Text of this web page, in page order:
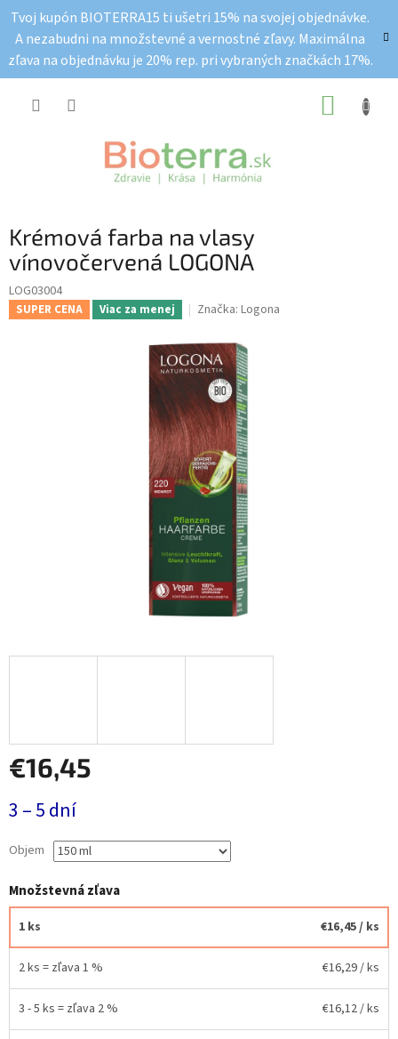
obsah
Tvoj kupón BIOTERRA15 ti ušetri 15% na svojej objednávke.
A nezabudni na množstevné a vernostné zľavy. Maximálna
zľava na objednávku je 20% rep. pri vybraných značkách 17%.
Krémová farba na vlasy
vínovočervená LOGONA
LOG03004
SUPER CENA Viac za menej Značka: Logona
€16,45
cena:
3 – 5 dní
Objem
Množstevná zľava
1 ks €16,45/ ks
2 ks = zľava 1 % €16,29/ ks
3 - 5 ks = zľava 2 % €16,12/ ks